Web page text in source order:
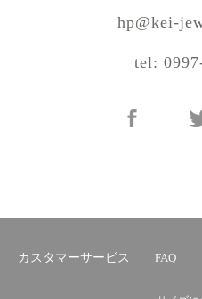
hp@kei-
tel:
カスタマーサービス FAQ